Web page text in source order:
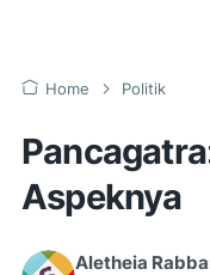
Home Politik
Aspeknya
Aletheia